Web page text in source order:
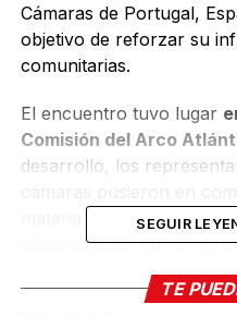
Cámaras de Portugal,
objetivo de reforzar su
comunitarias.
El encuentro tuvo lugar
Comisión del Arco
desarrollo, los
materia de
sostenibilidad. En
de Santiago de
general, Rosa Mary
SEGUIR
TE